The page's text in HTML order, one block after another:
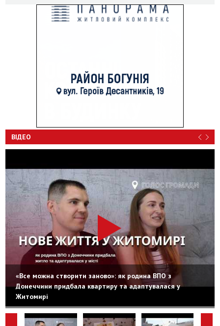
ВІДЕО
«Все можна створити заново»: як родина ВПО з
Донеччини придбала квартиру та адаптувалася у
Житомирі